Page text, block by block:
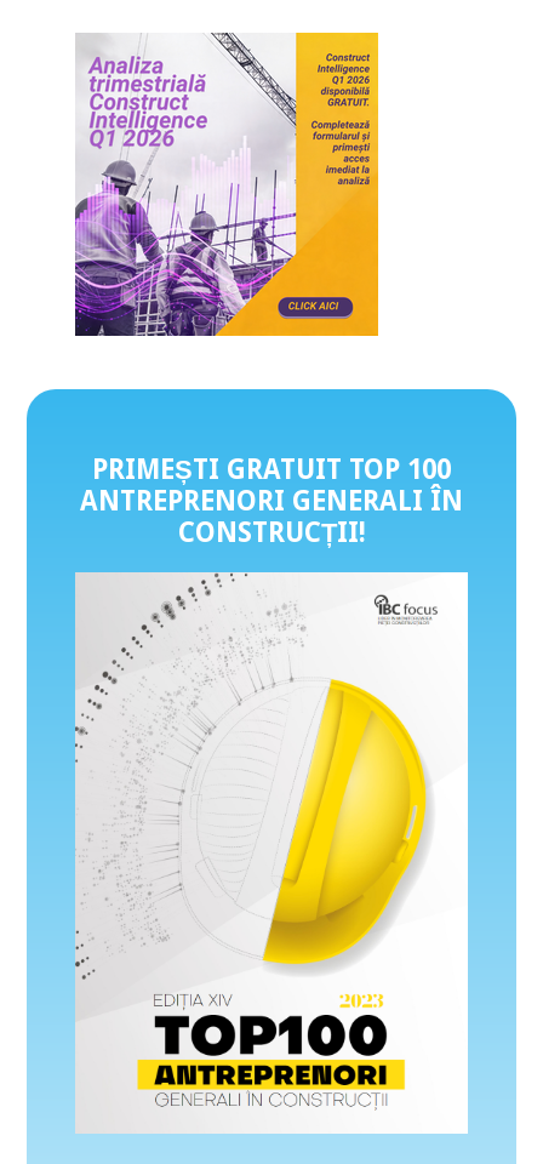
PRIMEȘTI GRATUIT TOP 100
ANTREPRENORI GENERALI ÎN
CONSTRUCȚII!